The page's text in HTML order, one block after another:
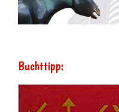
Buchttipp: